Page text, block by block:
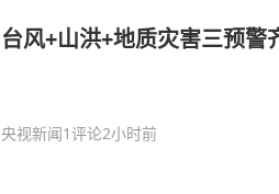
台风+山洪+地质灾害三预警
央视新闻1评论2小时前